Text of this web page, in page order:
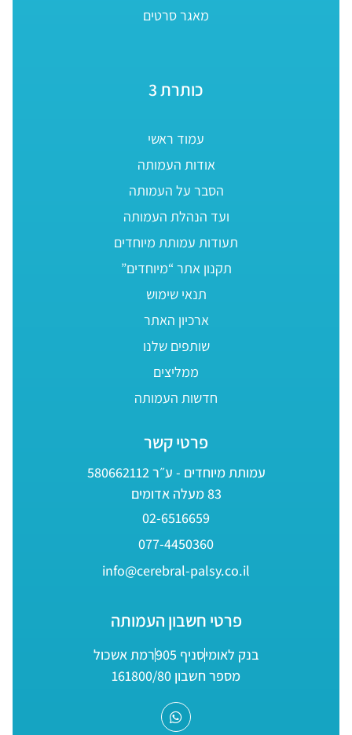
מאגר סרטים
כותרת 3
עמוד ראשי
אודות העמותה
הסבר על העמותה
ועד הנהלת העמותה
תעודות עמותת מיוחדים
תקנון אתר “מיוחדים”
תנאי שימוש
ארכיון האתר
שותפים שלנו
ממליצים
חדשות העמותה
פרטי קשר
עמותת מיוחדים - ע״ר 580662112
83 מעלה אדומים
02-6516659
077-4450360
info@cerebral-palsy.co.il
פרטי חשבון העמותה
בנק לאומיסניף 905
רמת אשכול
מספר חשבון 161800/80